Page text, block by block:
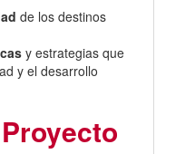
de los destinos
y estrategias que
y el desarrollo